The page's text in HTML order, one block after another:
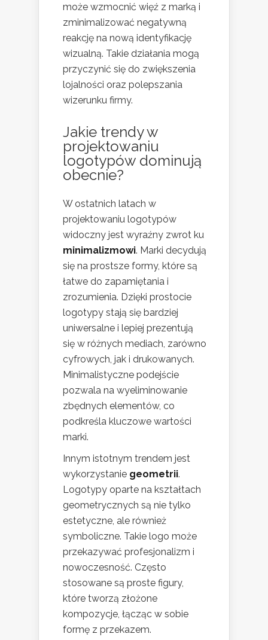
może wzmocnić więź z marką i
zminimalizować negatywną
reakcję na nową identyfikację
wizualną. Takie działania mogą
przyczynić się do zwiększenia
lojalności oraz polepszania
wizerunku firmy.
Jakie trendy w
projektowaniu
logotypów dominują
obecnie?
W ostatnich latach w
projektowaniu logotypów
widoczny jest wyraźny zwrot ku
minimalizmowi. Marki decydują
się na prostsze formy, które są
łatwe do zapamiętania i
zrozumienia. Dzięki prostocie
logotypy stają się bardziej
uniwersalne i lepiej prezentują
się w różnych mediach, zarówno
cyfrowych, jak i drukowanych.
Minimalistyczne podejście
pozwala na wyeliminowanie
zbędnych elementów, co
podkreśla kluczowe wartości
marki.
Innym istotnym trendem jest
wykorzystanie geometrii.
Logotypy oparte na kształtach
geometrycznych są nie tylko
estetyczne, ale również
symboliczne. Takie logo może
przekazywać profesjonalizm i
nowoczesność. Często
stosowane są proste figury,
które tworzą złożone
kompozycje, łącząc w sobie
formę z przekazem.